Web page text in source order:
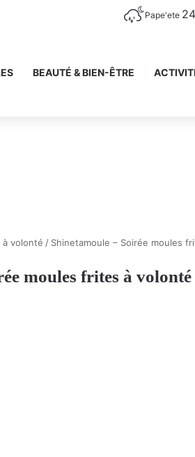
Pape'ete 24
BEAUTÉ & BIEN-ÊTRE
à volonté / Shinetamoule – Soirée moules
moules frites à volonté